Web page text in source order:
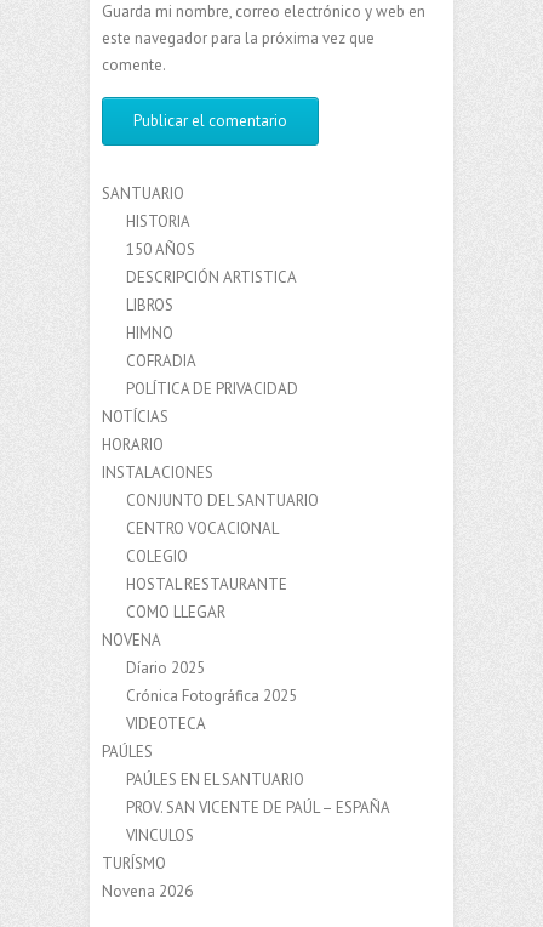
Guarda mi nombre, correo electrónico y web en
este navegador para la próxima vez que
comente.
SANTUARIO
HISTORIA
150 AÑOS
DESCRIPCIÓN ARTISTICA
LIBROS
HIMNO
COFRADIA
POLÍTICA DE PRIVACIDAD
NOTÍCIAS
HORARIO
INSTALACIONES
CONJUNTO DEL SANTUARIO
CENTRO VOCACIONAL
COLEGIO
HOSTAL RESTAURANTE
COMO LLEGAR
NOVENA
Díario 2025
Crónica Fotográfica 2025
VIDEOTECA
PAÚLES
PAÚLES EN EL SANTUARIO
PROV. SAN VICENTE DE PAÚL – ESPAÑA
VINCULOS
TURÍSMO
Novena 2026